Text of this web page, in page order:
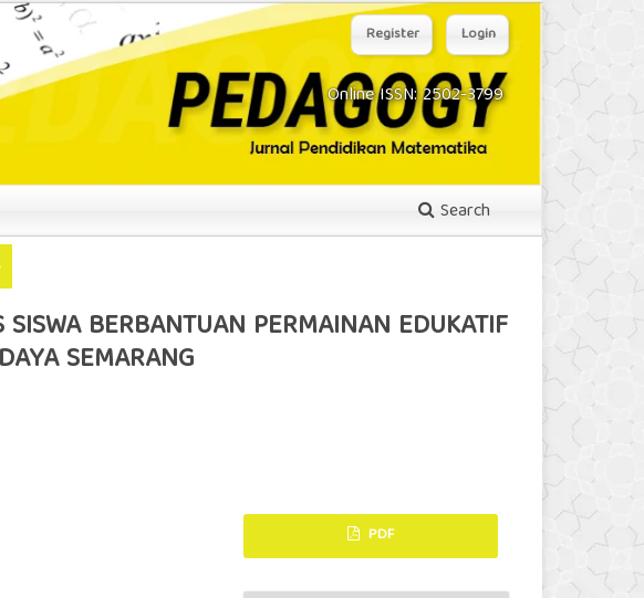
Online ISSN: 2502-3799
Search
Register Login
BERBANTUAN PERMAINAN EDUKATIF
SEMARANG
PDF